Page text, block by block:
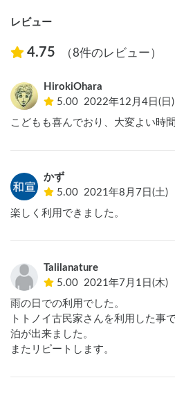
レビュー
4.75 （8件のレビュー）
HirokiOhara
5.00 2022年12月4日(日)
こどもも喜んでおり、大変よい時
かず
5.00 2021年8月7日(土)
楽しく利用できました。
Talilanature
5.00 2021年7月1日(木)
雨の日での利用でした。
トトノイ古民家さんを利用した事
泊が出来ました。
またリピートします。